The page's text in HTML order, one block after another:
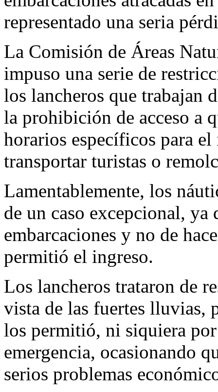
representado una seria
La Comisión de Áreas
impuso una serie de
los lancheros que trabajan
la prohibición de acceso a
horarios específicos para
transportar turistas o
Lamentablemente, los
de un caso excepcional, ya
embarcaciones y no de
permitió el ingreso.
Los lancheros trataron de
vista de las fuertes lluvias,
los permitió, ni siquiera
emergencia, ocasionando
serios problemas